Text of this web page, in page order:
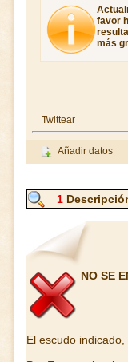
favor
más
Twittear
Añadir datos
1
NO SE
El escudo